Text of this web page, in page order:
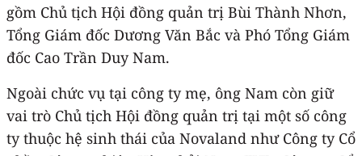
gồm Chủ tịch Hội đồng quản trị Bùi Thành Nhơn,
Tổng Giám đốc Dương Văn Bắc và Phó Tổng Giám
đốc Cao Trần Duy Nam.
Ngoài chức vụ tại công ty mẹ, ông Nam còn giữ
vai trò Chủ tịch Hội đồng quản trị tại một số công
ty thuộc hệ sinh thái của Novaland như Công ty Cổ